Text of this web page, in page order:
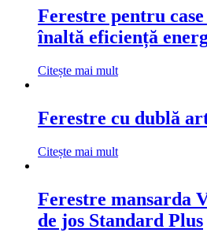
Ferestre pentru case
înaltă eficiență
Citește mai mult
Ferestre cu dublă
Citește mai mult
Ferestre mansarda
de jos Standard Plus